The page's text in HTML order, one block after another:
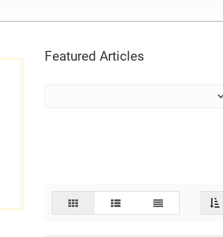
Featured Articles